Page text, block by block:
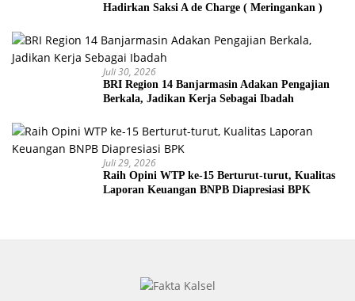
Hadirkan Saksi A de Charge ( Meringankan )
Juli 30, 2026
BRI Region 14 Banjarmasin Adakan Pengajian
Berkala, Jadikan Kerja Sebagai Ibadah
Juli 29, 2026
Raih Opini WTP ke-15 Berturut-turut, Kualitas
Laporan Keuangan BNPB Diapresiasi BPK